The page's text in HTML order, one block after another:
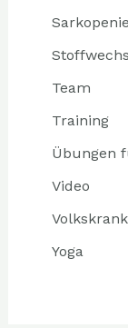
Sarkopenie
Team
Training
Übungen
Video
Yoga